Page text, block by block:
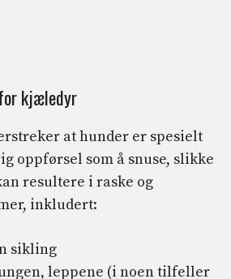
kjæledyr
at hunder er spesielt
oppførsel som å snuse, slikke
resultere i raske og
inkludert:
sikling
leppene (i noen tilfeller